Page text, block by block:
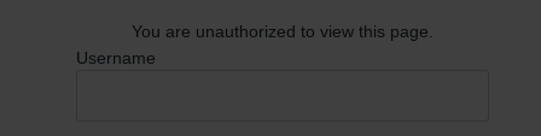
You are unauthorized to view this page.
Username